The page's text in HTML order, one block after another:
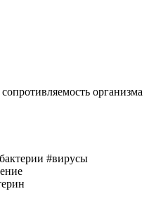
организма
#вирусы